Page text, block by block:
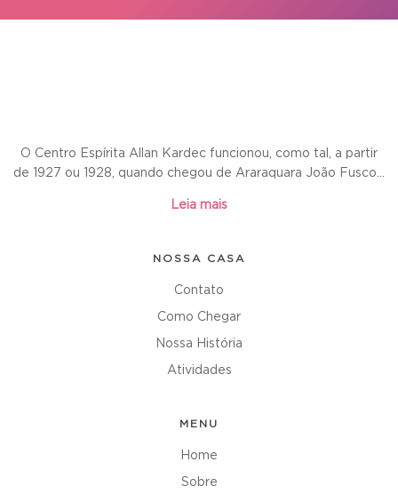
O Centro Espírita Allan Kardec funcionou, como tal, a partir
de 1927 ou 1928, quando chegou de Araraquara João Fusco...
Leia mais
NOSSA CASA
Contato
Como Chegar
Nossa História
Atividades
MENU
Home
Sobre